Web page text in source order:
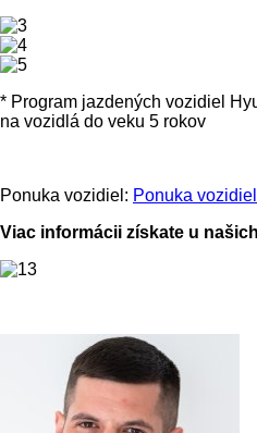
* Program jazdených vozidiel
na vozidlá do veku 5 rokov
Ponuka vozidiel: Ponuka
Viac informácii získate u